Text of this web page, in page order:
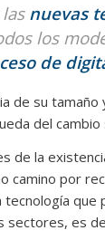
nuevas
los
de
de su
del
de la
camino por
es